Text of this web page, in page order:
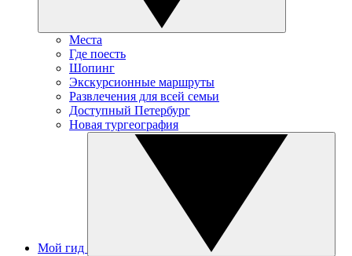
Места
Где поесть
Шопинг
Экскурсионные маршруты
Развлечения для всей семьи
Доступный Петербург
Новая тургеография
Мой гид